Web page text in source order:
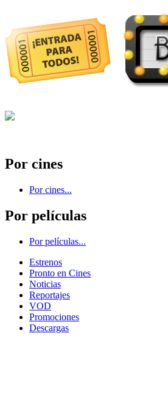
Por cines
Por cines...
Por películas
Por películas...
Estrenos
Pronto en Cines
Noticias
Reportajes
VOD
Promociones
Descargas